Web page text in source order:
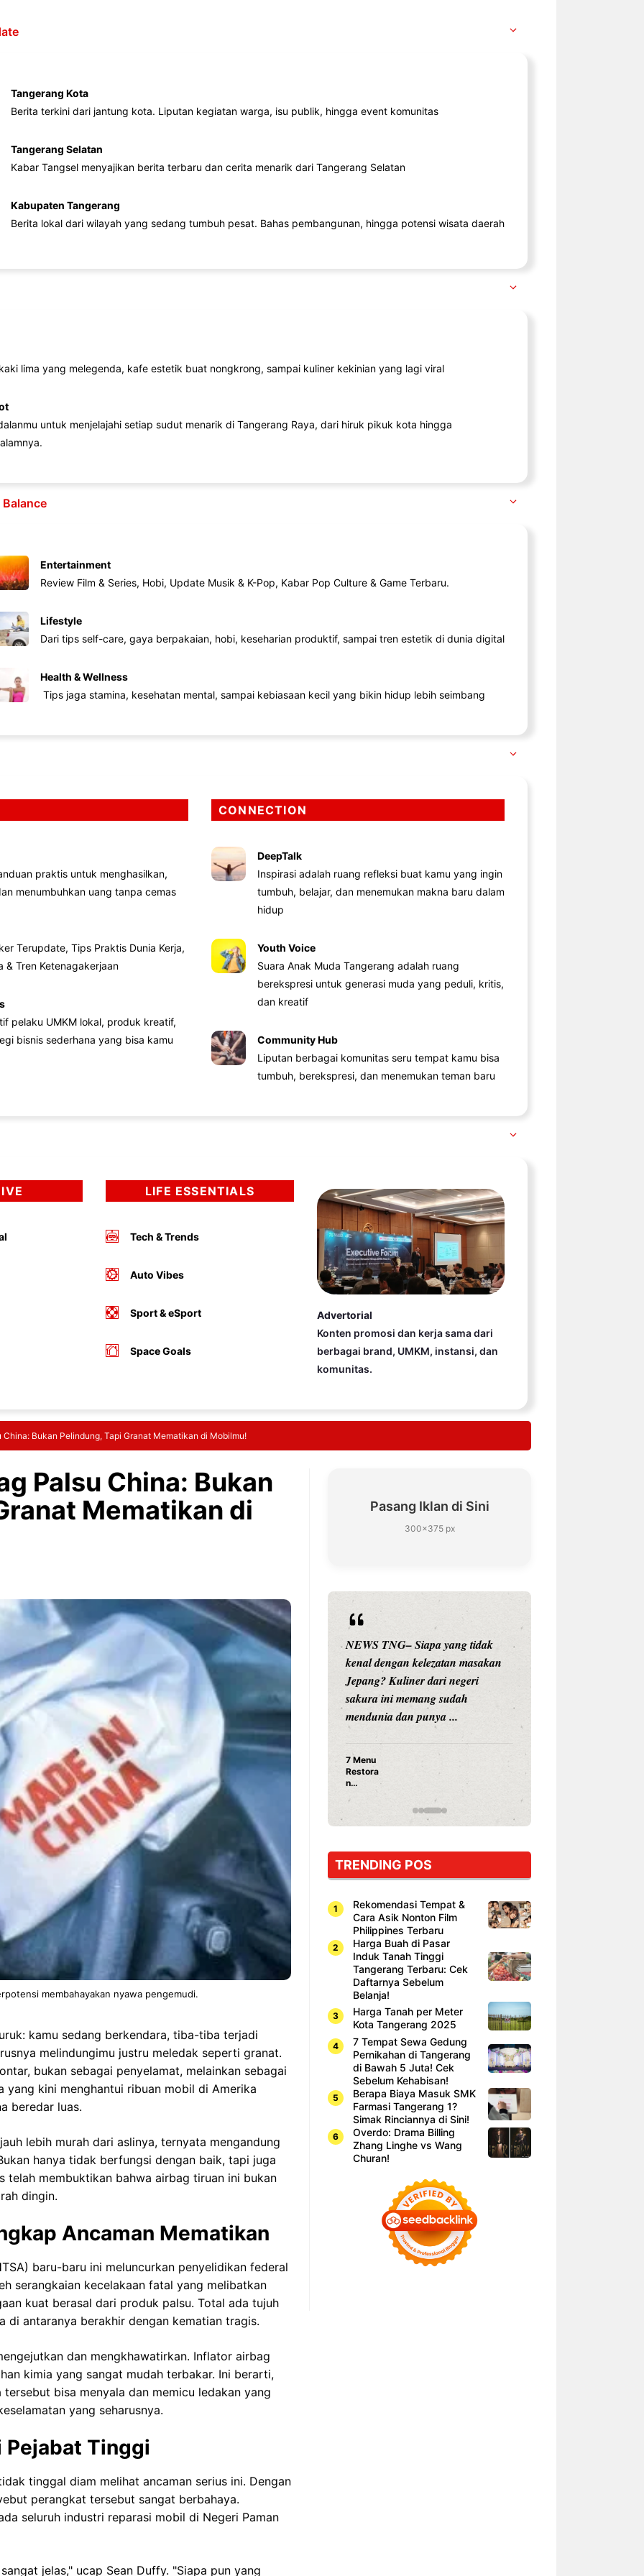
Tangerang Kota
Berita terkini dari jantung kota. Liputan kegiatan warga, isu publik, hingga event komunitas
Tangerang Selatan
Kabar Tangsel menyajikan berita terbaru dan cerita menarik dari Tangerang Selatan
Kabupaten Tangerang
Berita lokal dari wilayah yang sedang tumbuh pesat. Bahas pembangunan, hingga potensi wisata daerah
lima yang melegenda, kafe estetik buat nongkrong, sampai kuliner kekinian yang lagi viral
untuk menjelajahi setiap sudut menarik di Tangerang Raya, dari hiruk pikuk kota hingga
Balance
Entertainment
Review Film & Series, Hobi, Update Musik & K-Pop, Kabar Pop Culture & Game Terbaru.
Lifestyle
Dari tips self-care, gaya berpakaian, hobi, keseharian produktif, sampai tren estetik di dunia digital
Health & Wellness
Tips jaga stamina, kesehatan mental, sampai kebiasaan kecil yang bikin hidup lebih seimbang
praktis untuk menghasilkan,
menumbuhkan uang tanpa cemas
Terupdate, Tips Praktis Dunia Kerja,
& Tren Ketenagakerjaan
pelaku UMKM lokal, produk kreatif,
bisnis sederhana yang bisa kamu
CONNECTION
DeepTalk
Inspirasi adalah ruang refleksi buat kamu yang ingin
tumbuh, belajar, dan menemukan makna baru dalam
hidup
Youth Voice
Suara Anak Muda Tangerang adalah ruang
berekspresi untuk generasi muda yang peduli, kritis,
dan kreatif
Community Hub
Liputan berbagai komunitas seru tempat kamu bisa
tumbuh, berekspresi, dan menemukan teman baru
LIFE ESSENTIALS
Tech & Trends
Auto Vibes
Sport & eSport
Space Goals
Advertorial
Konten promosi dan kerja sama dari
berbagai brand, UMKM, instansi, dan
komunitas.
China: Bukan Pelindung, Tapi Granat Mematikan di Mobilmu!
Palsu China: Bukan
Mematikan di
membahayakan nyawa pengemudi.
kamu sedang berkendara, tiba-tiba terjadi
melindungimu justru meledak seperti granat.
bukan sebagai penyelamat, melainkan sebagai
yang kini menghantui ribuan mobil di Amerika
beredar luas.
lebih murah dari aslinya, ternyata mengandung
hanya tidak berfungsi dengan baik, tapi juga
telah membuktikan bahwa airbag tiruan ini bukan
dingin.
Ancaman Mematikan
baru-baru ini meluncurkan penyelidikan federal
serangkaian kecelakaan fatal yang melibatkan
kuat berasal dari produk palsu. Total ada tujuh
di antaranya berakhir dengan kematian tragis.
dan mengkhawatirkan. Inflator airbag
kimia yang sangat mudah terbakar. Ini berarti,
bisa menyala dan memicu ledakan yang
yang seharusnya.
Pejabat Tinggi
tinggal diam melihat ancaman serius ini. Dengan
perangkat tersebut sangat berbahaya.
seluruh industri reparasi mobil di Negeri Paman
jelas," ucap Sean Duffy. "Siapa pun yang
Pasang Iklan di Sini
300×375 px
NEWS TNG– Pernah gak sih
kamu mulai ngerjain sesuatu cuma
buat iseng-iseng, eh ternyata malah
jadi peluang bisnis yang
menguntungkan? ...
Dari Iseng Jadi Cuan: Kisah
TUM_ATUL yang Ubah
Hampers Jadi Bisnis Kece
NEWS TNG– Siapa yang tidak
kenal dengan kelezatan masakan
Jepang? Kuliner dari negeri
sakura ini memang sudah
mendunia dan punya ...
Restora
Dicoba,
Bukan
Cuma
Sushi!
NEWS TNG– Siapa sangka, dua
nama besar di dunia hiburan,
Nunung Srimulat dan Vicky
Prasetyo Buka Restoran
TRENDING POS
Rekomendasi Tempat &
Cara Asik Nonton Film
Philippines Terbaru
Harga Buah di Pasar
Induk Tanah Tinggi
Tangerang Terbaru: Cek
Daftarnya Sebelum
Belanja!
Harga Tanah per Meter
Kota Tangerang 2025
7 Tempat Sewa Gedung
Pernikahan di Tangerang
di Bawah 5 Juta! Cek
Sebelum Kehabisan!
Berapa Biaya Masuk SMK
Farmasi Tangerang 1?
Simak Rinciannya di Sini!
Overdo: Drama Billing
Zhang Linghe vs Wang
Churan!